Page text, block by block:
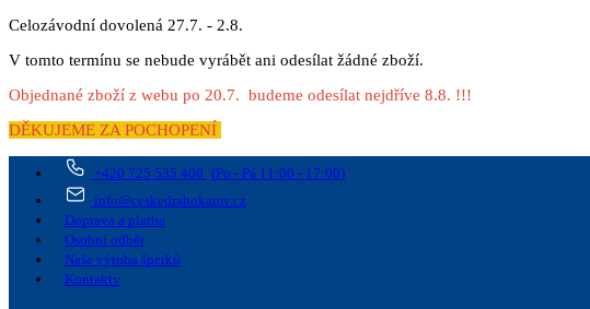
Celozávodní dovolená 27.7. - 2.8.
V tomto termínu se nebude vyrábět ani odesílat žádné zboží.
Objednané zboží z webu po 20.7. budeme odesílat nejdříve 8.8. !!!
DĚKUJEME ZA POCHOPENÍ
+420 725 535 406 (Po - Pá 11:00 - 17:00)
info@ceskedrahokamy.cz
Doprava a platba
Osobní odběr
Naše výroba šperků
Kontakty